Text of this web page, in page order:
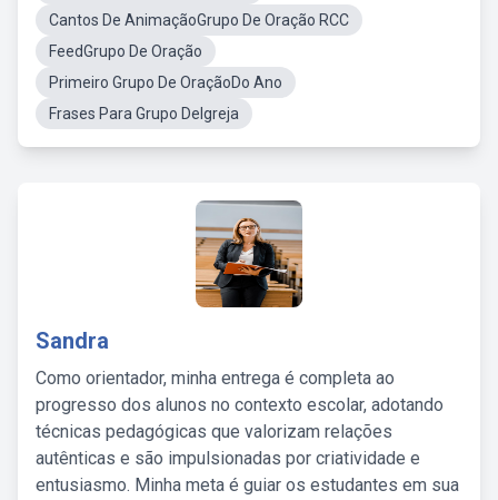
Cantos De AnimaçãoGrupo De Oração RCC
FeedGrupo De Oração
Primeiro Grupo De OraçãoDo Ano
Frases Para Grupo DeIgreja
Sandra
Como orientador, minha entrega é completa ao
progresso dos alunos no contexto escolar, adotando
técnicas pedagógicas que valorizam relações
autênticas e são impulsionadas por criatividade e
entusiasmo. Minha meta é guiar os estudantes em sua